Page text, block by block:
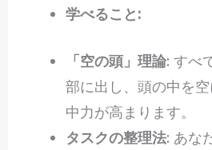
学べること:
「空の頭」理論: すべ
部に出し、頭の中を
中力が高まります。
タスクの整理法: あな